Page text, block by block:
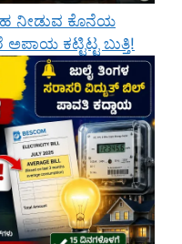
ನೀಡುವ ಕೊನೆಯ
ಅಪಾಯ ಕಟ್ಟಿಟ್ಟ ಬುತ್ತಿ!